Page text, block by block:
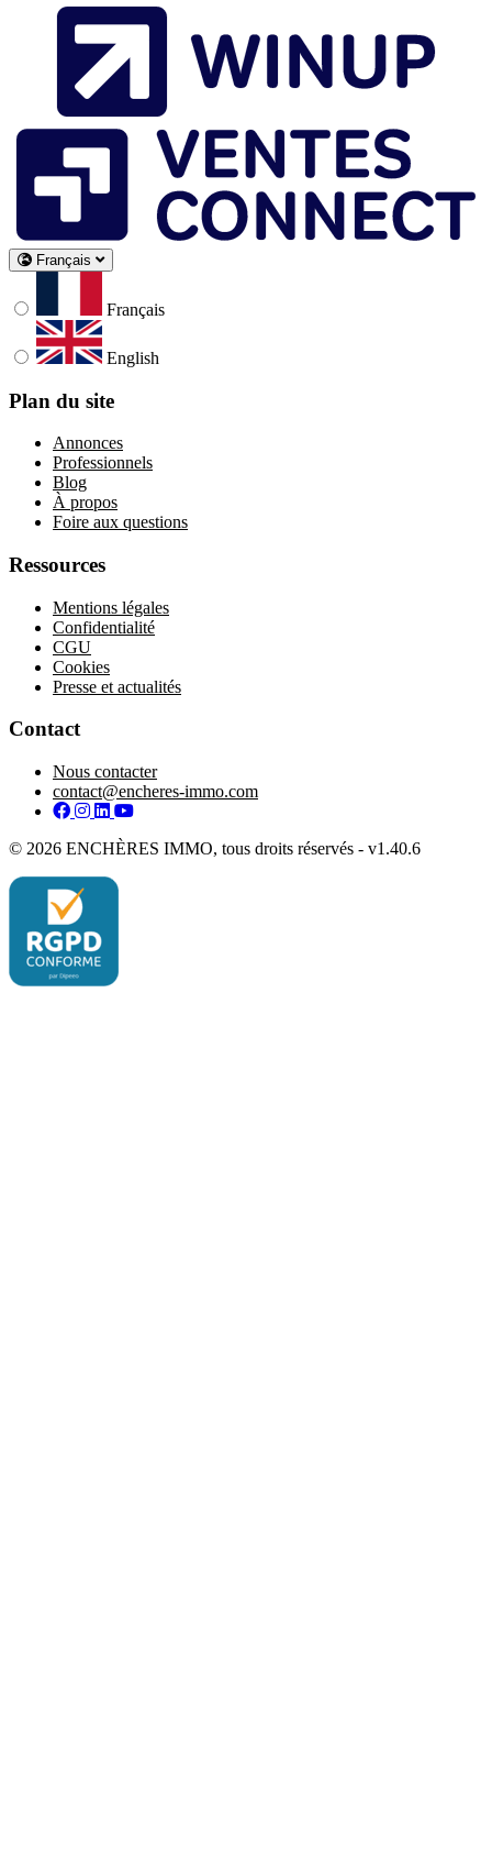
Français
Français
English
Plan du site
Annonces
Professionnels
Blog
À propos
Foire aux questions
Ressources
Mentions légales
Confidentialité
CGU
Cookies
Presse et actualités
Contact
Nous contacter
contact@encheres-immo.com
Facebook
Instagram
LinkedIn
YouTube
© 2026 ENCHÈRES IMMO, tous droits réservés - v1.40.6